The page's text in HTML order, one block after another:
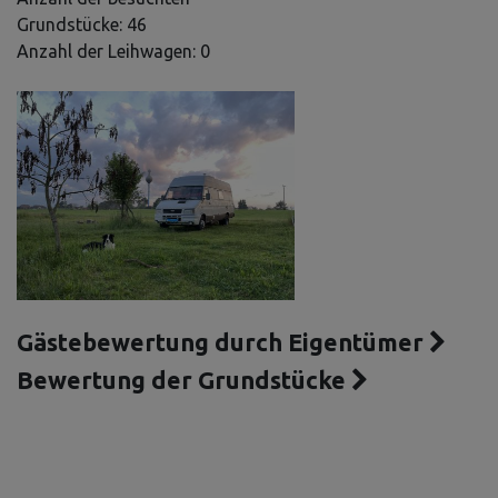
Grundstücke: 46
Anzahl der Leihwagen: 0
Gästebewertung durch Eigentümer
Bewertung der Grundstücke